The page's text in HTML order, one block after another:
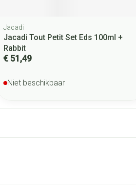
Jacadi
Jacadi Tout Petit Set Eds 100ml +
Rabbit
€ 51,49
Niet beschikbaar